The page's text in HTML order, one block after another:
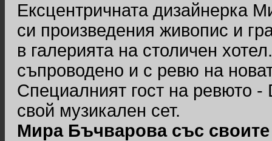
Ексцентричната дизайнерка
си произведения живопис и
в галерията на столичен
съпроводено и с ревю на
Специалният гост на ревюто
свой музикален сет.
Мира Бъчварова със